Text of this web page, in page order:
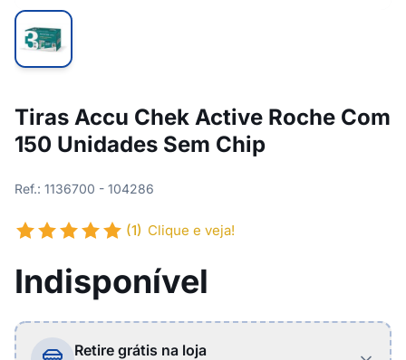
Tiras Accu Chek Active Roche Com
150 Unidades Sem Chip
Ref.: 1136700 - 104286
(1) Clique e veja!
Indisponível
Retire grátis na loja